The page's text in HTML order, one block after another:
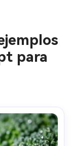
para